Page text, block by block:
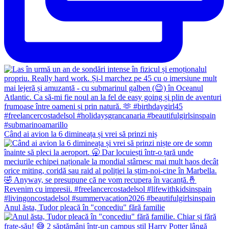
Când ai avion la 6 dimineața și vrei să prinzi niș
Anul ăsta, Tudor pleacă în "concediu" fără familie